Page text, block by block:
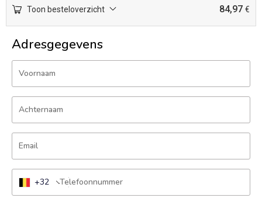
Toon besteloverzicht 84,97 €
Adresgegevens
Voornaam
Achternaam
Email
Telefoonnummer
+32